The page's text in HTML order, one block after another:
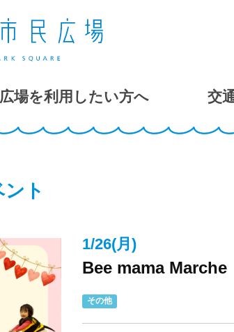
場を利用したい方へ 交
ト
1/26(月)
Bee mama Marche
その他